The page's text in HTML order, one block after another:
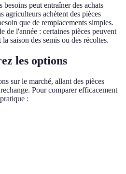
peut entraîner des achats
agriculteurs achètent des pièces
que de remplacements simples.
de l'année : certaines pièces peuvent
saison des semis ou des récoltes.
les options
sur le marché, allant des pièces
Pour comparer efficacement
: